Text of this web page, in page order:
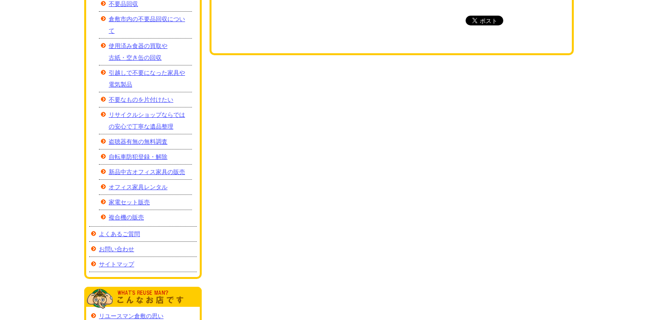
不要品回収
倉敷市内の不要品回収につい
て
使用済み食器の買取や
古紙・空き缶の回収
引越しで不要になった家具や
電気製品
不要なものを片付けたい
リサイクルショップならでは
の安心で丁寧な遺品整理
盗聴器有無の無料調査
自転車防犯登録・解除
新品中古オフィス家具の販売
オフィス家具レンタル
家電セット販売
複合機の販売
よくあるご質問
お問い合わせ
サイトマップ
リユースマン倉敷の思い